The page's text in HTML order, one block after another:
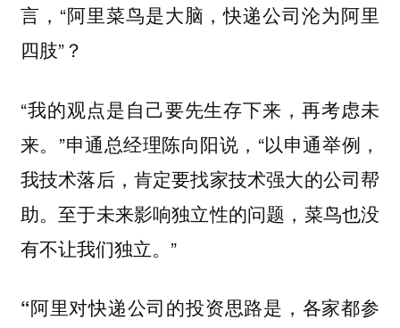
言，“阿里菜鸟是大脑，快递公司沦为阿里
四肢”？
“我的观点是自己要先生存下来，再考虑未
来。”申通总经理陈向阳说，“以申通举例，
我技术落后，肯定要找家技术强大的公司帮
助。至于未来影响独立性的问题，菜鸟也没
有不让我们独立。”
“阿里对快递公司的投资思路是，各家都参